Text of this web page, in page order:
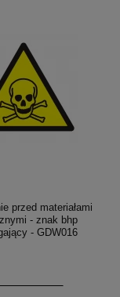
przed materiałami
- znak bhp
- GDW016